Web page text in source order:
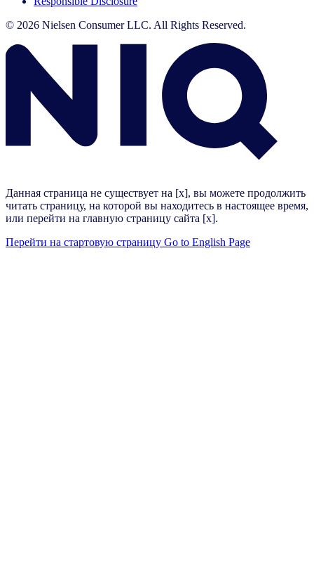
© 2026 Nielsen Consumer LLC. All Rights Reserved.
Данная страница не существует на [x], вы можете продолжить
читать страницу, на которой вы находитесь в настоящее время,
или перейти на главную страницу сайта [x].
Перейти на стартовую страницу Go to English Page